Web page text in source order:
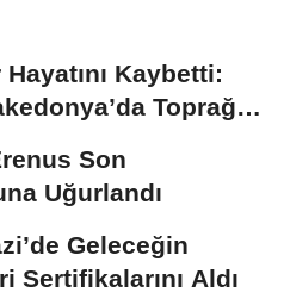
Kaybetti:
Toprağa
Son
Uğurlandı
Geleceğin
Sertifikalarını Aldı